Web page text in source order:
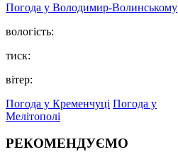
Погода у Володимир-Волинському
вологість:
тиск:
вітер:
Погода у Кременчуці Погода у
Мелітополі
РЕКОМЕНДУЄМО